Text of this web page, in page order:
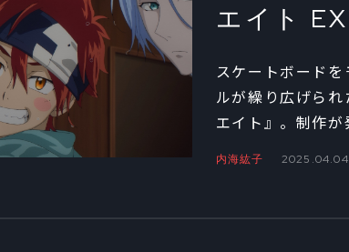
エイト
PART」
子×プロ
によるメ
フ座談会①
スケートボード
ルが繰り広げら
エイト』。制作が
内海紘子 2025.04.04